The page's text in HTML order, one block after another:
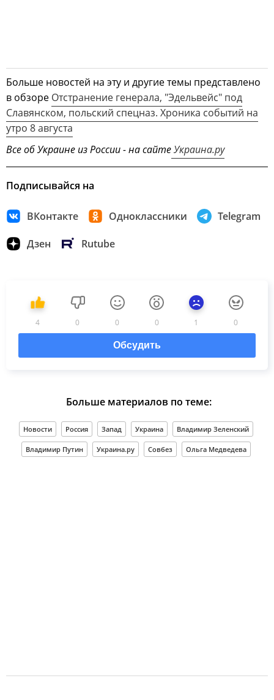
Больше новостей на эту и другие темы представлено
в обзоре Отстранение генерала, "Эдельвейс" под
Славянском, польский спецназ. Хроника событий на
утро 8 августа
Все об Украине из России - на сайтеУкраина.ру
Подписывайся на
ВКонтакте Одноклассники Telegram
Дзен Rutube
4 0 0 0 1 0
Обсудить
Больше материалов по теме:
Новости Россия Запад Украина Владимир Зеленский
Владимир Путин Украина.ру Совбез Ольга Медведева